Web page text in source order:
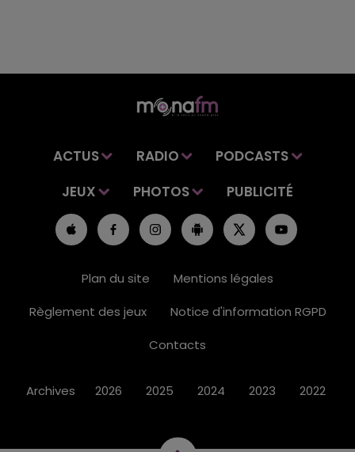
ACTUS RADIO
PODCASTS
JEUX
PHOTOS PUBLICITÉ
Plan du site
Mentions légales
Règlement des jeux
Notice d'information RGPD
Contacts
Archives 2026 2025 2024 2023 2022